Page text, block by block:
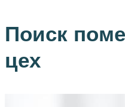
Поиск
цех